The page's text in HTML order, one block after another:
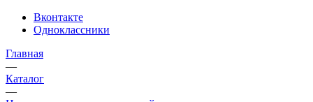
Вконтакте
Одноклассники
Главная
—
Каталог
—